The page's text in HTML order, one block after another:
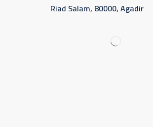
Riad Salam, 80000, Agadir